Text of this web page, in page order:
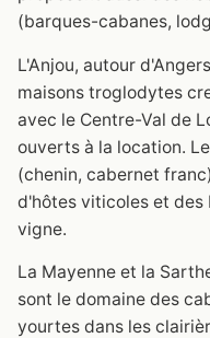
(barques-cabanes,
L'Anjou, autour
maisons troglodytes
avec le Centre-Val de
ouverts à la location.
(chenin, cabernet
d'hôtes viticoles et des
vigne.
La Mayenne et la
sont le domaine des
yourtes dans les